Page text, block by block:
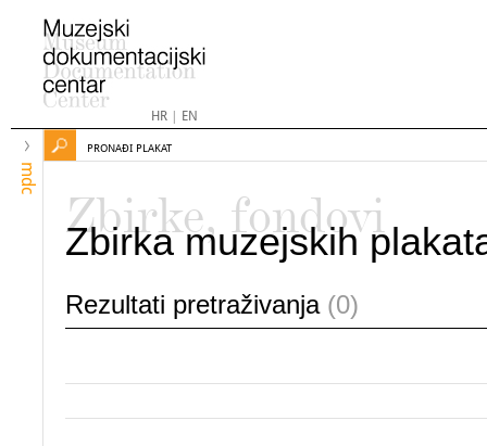
HR| EN
mdc
PRONAĐI PLAKAT
Zbirke, fondovi
Zbirka muzejskih
Rezultati pretraživanja (0)